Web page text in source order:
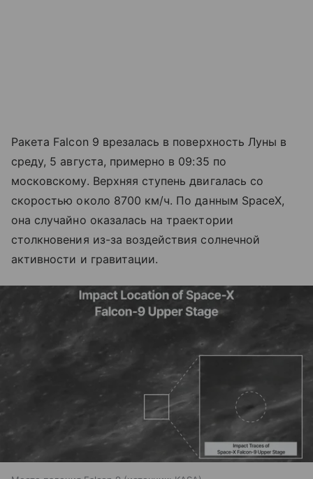
Ракета Falcon 9 врезалась в поверхность Луны в
среду, 5 августа, примерно в 09:35 по
московскому. Верхняя ступень двигалась со
скоростью около 8700 км/ч. По данным SpaceX,
она случайно оказалась на траектории
столкновения из-за воздействия солнечной
активности и гравитации.